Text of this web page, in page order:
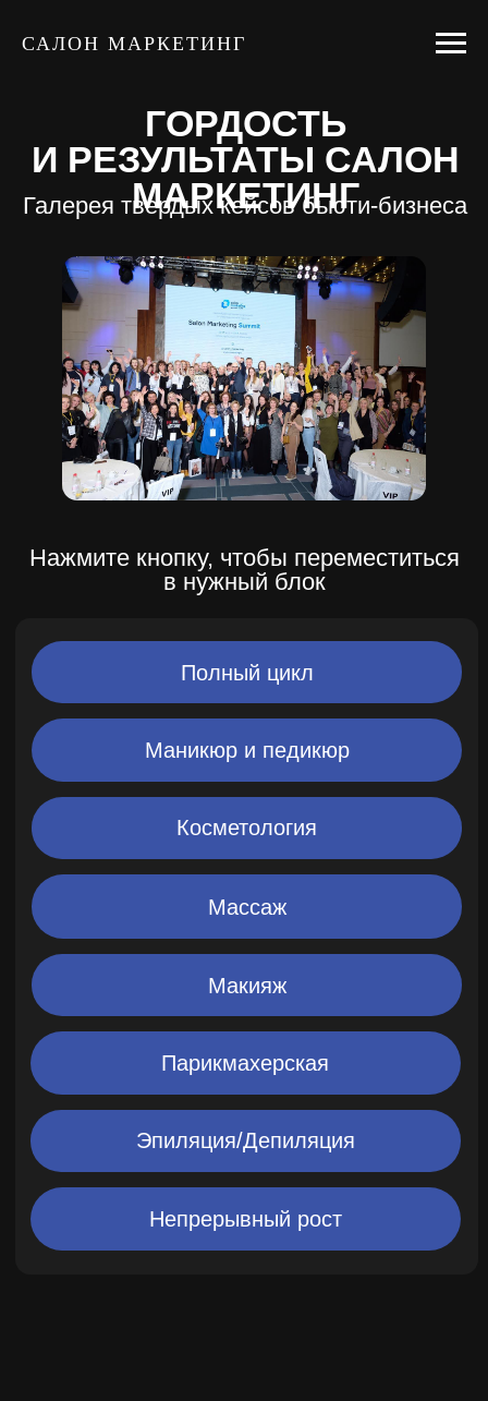
САЛОН МАРКЕТИНГ
Галерея твердых кейсов бьюти-бизнеса
Нажмите кнопку, чтобы переместиться
в нужный блок
И РЕЗУЛЬТАТЫ САЛОН
МАРКЕТИНГ
Макияж
Парикмахерская
Непрерывный рост
Косметология
Полный цикл